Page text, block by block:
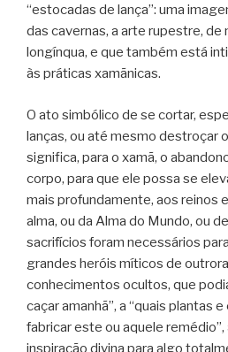
“estocadas de lança”: uma
das cavernas, a arte rupestre, de
longínqua, e que também está
às práticas xamãnicas.
O ato simbólico de se cortar,
lanças, ou até mesmo destroçar
significa, para o xamã, o
corpo, para que ele possa se
mais profundamente, aos reinos
alma, ou da Alma do Mundo, ou
sacrifícios foram necessários
grandes heróis míticos de
conhecimentos ocultos, que
caçar amanhã”, a “quais plantas
fabricar este ou aquele
inspiração divina para algo